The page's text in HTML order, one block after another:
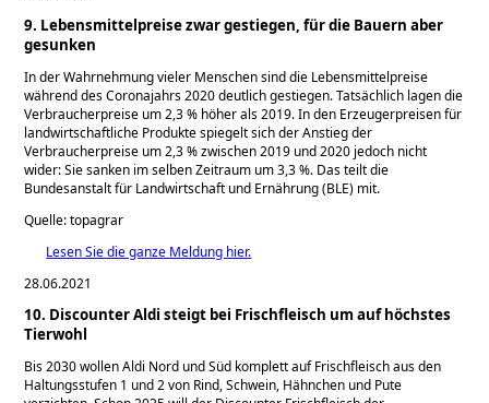
9. Lebensmittelpreise zwar gestiegen, für die Bauern aber
gesunken
In der Wahrnehmung vieler Menschen sind die Lebensmittelpreise
während des Coronajahrs 2020 deutlich gestiegen. Tatsächlich lagen die
Verbraucherpreise um 2,3 % höher als 2019. In den Erzeugerpreisen für
landwirtschaftliche Produkte spiegelt sich der Anstieg der
Verbraucherpreise um 2,3 % zwischen 2019 und 2020 jedoch nicht
wider: Sie sanken im selben Zeitraum um 3,3 %. Das teilt die
Bundesanstalt für Landwirtschaft und Ernährung (BLE) mit.
Quelle: topagrar
Lesen Sie die ganze Meldung hier.
28.06.2021
10. Discounter Aldi steigt bei Frischfleisch um auf höchstes
Tierwohl
Bis 2030 wollen Aldi Nord und Süd komplett auf Frischfleisch aus den
Haltungsstufen 1 und 2 von Rind, Schwein, Hähnchen und Pute